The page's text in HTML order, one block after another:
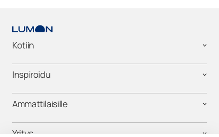
Kotiin
Inspiroidu
Ammattilaisille
Yritys